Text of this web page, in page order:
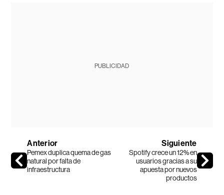
PUBLICIDAD
Anterior
Pemex duplica quema de gas
natural por falta de
infraestructura
Siguiente
Spotify crece un 12% en
usuarios gracias a su
apuesta por nuevos
productos